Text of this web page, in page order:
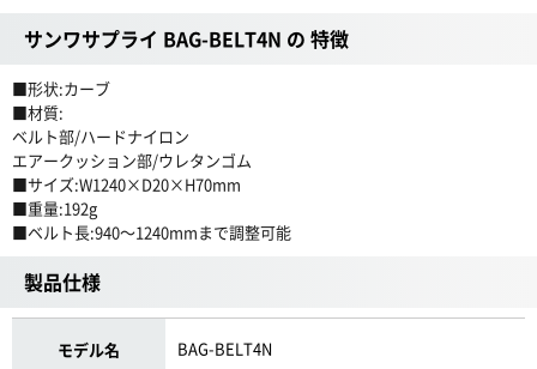
サンワサプライ BAG-BELT4N の 特徴
■形状:カーブ
■材質:
ベルト部/ハードナイロン
エアークッション部/ウレタンゴム
■サイズ:W1240×D20×H70mm
■重量:192g
■ベルト長:940〜1240mmまで調整可能
製品仕様
モデル名 BAG-BELT4N